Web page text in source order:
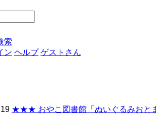
索
ン ヘルプ ゲストさん
★★★ おやこ図書館「ぬいぐるみおと